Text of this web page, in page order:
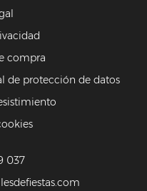
compra
de protección de datos
037